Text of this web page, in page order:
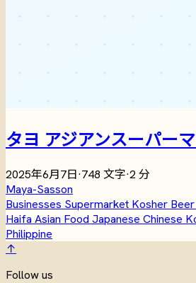
タヨ アジアンスーパー
2025年6月7日·748 文字·2 分
Maya-Sasson
Businesses Supermarket Kosher
Haifa Asian Food Japanese Chinese
Philippine
↑
Follow us